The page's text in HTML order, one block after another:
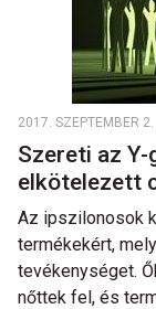
2017. SZEPTEMBER 2.
Szereti az
elkötelezett
Az ipszilonosok
termékekért,
tevékenységet.
nőttek fel, és